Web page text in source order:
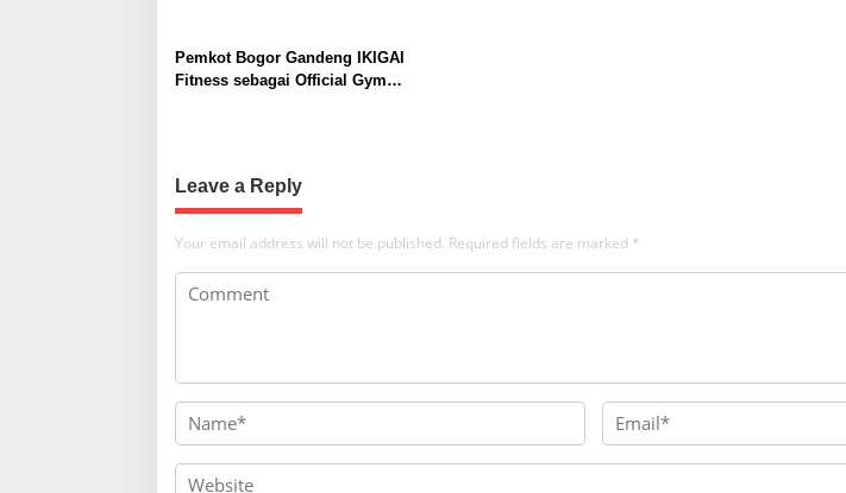
a
o
n
Pemkot Bogor Gandeng IKIGAI
Fitness sebagai Official Gym
Leave a Reply
Your email address will not be published. Required fields are marked *